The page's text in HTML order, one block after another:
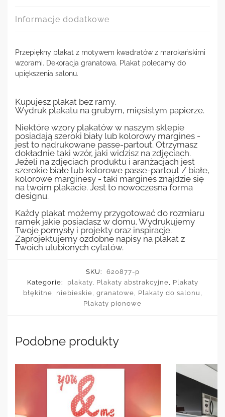
Informacje dodatkowe
Przepiękny plakat z motywem kwadratów z marokańskimi
wzorami. Dekoracja granatowa. Plakat polecamy do
upiększenia salonu.
Kupujesz plakat bez ramy.
Wydruk plakatu na grubym, mięsistym papierze.
Niektóre wzory plakatów w naszym sklepie
posiadają szeroki biały lub kolorowy margines -
jest to nadrukowane passe-partout. Otrzymasz
dokładnie taki wzór, jaki widzisz na zdjęciach.
Jeżeli na zdjęciach produktu i aranżacjach jest
szerokie białe lub kolorowe passe-partout / białe,
kolorowe marginesy - taki margines znajdzie się
na twoim plakacie. Jest to nowoczesna forma
designu.
Każdy plakat możemy przygotować do rozmiaru
ramek jakie posiadasz w domu. Wydrukujemy
Twoje pomysły i projekty oraz inspiracje.
Zaprojektujemy ozdobne napisy na plakat z
Twoich ulubionych cytatów.
SKU:
620877-p
Kategorie:
plakaty, Plakaty abstrakcyjne, Plakaty
błękitne, niebieskie, granatowe, Plakaty do salonu ,
Plakaty pionowe
Podobne produkty